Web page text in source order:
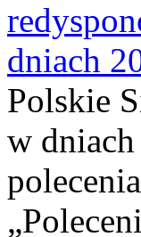
dniach
Polskie
w